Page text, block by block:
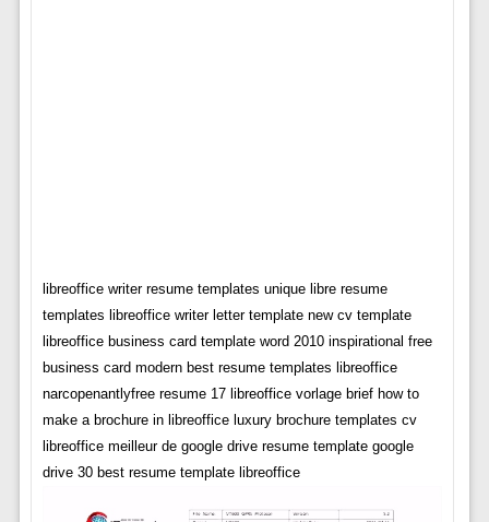
libreoffice writer resume templates unique libre resume
templates libreoffice writer letter template new cv template
libreoffice business card template word 2010 inspirational free
business card modern best resume templates libreoffice
narcopenantlyfree resume 17 libreoffice vorlage brief how to
make a brochure in libreoffice luxury brochure templates cv
libreoffice meilleur de google drive resume template google
drive 30 best resume template libreoffice